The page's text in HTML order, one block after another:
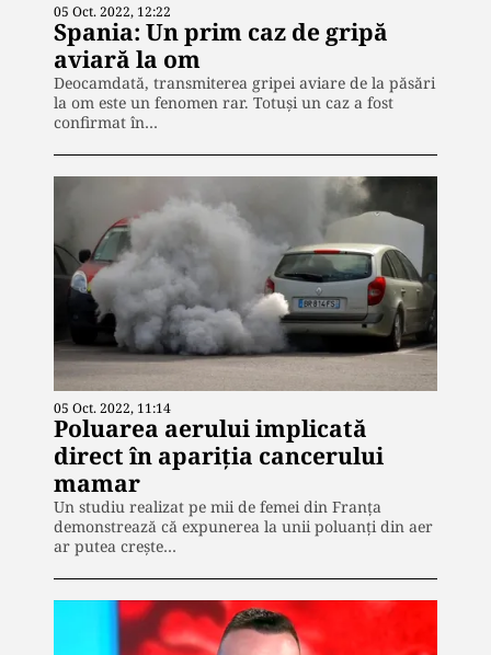
05 Oct. 2022, 12:22
Spania: Un prim caz de gripă
aviară la om
Deocamdată, transmiterea gripei aviare de la păsări
la om este un fenomen rar. Totuși un caz a fost
confirmat în…
05 Oct. 2022, 11:14
Poluarea aerului implicată
direct în apariția cancerului
mamar
Un studiu realizat pe mii de femei din Franța
demonstrează că expunerea la unii poluanți din aer
ar putea crește…